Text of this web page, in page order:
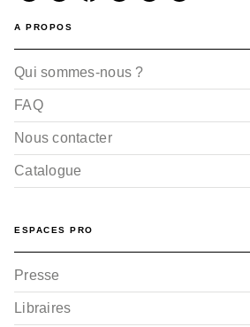
A PROPOS
Qui sommes-nous ?
FAQ
Nous contacter
Catalogue
ESPACES PRO
Presse
Libraires